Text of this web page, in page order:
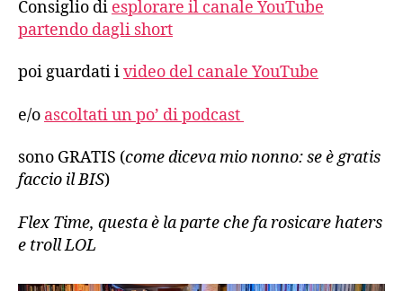
Consiglio di esplorare il canale YouTube
partendo dagli short
poi guardati ivideo del canale YouTube
e/o ascoltati un po’ di podcast
sono GRATIS (come diceva mio nonno: se è gratis
faccio il BIS)
Flex Time, questa è la parte che fa rosicare haters
e troll LOL